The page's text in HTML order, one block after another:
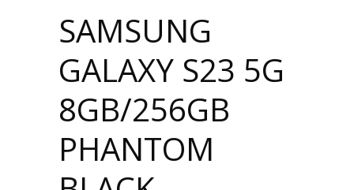
SAMSUNG
GALAXY S23 5G
8GB/256GB
PHANTOM